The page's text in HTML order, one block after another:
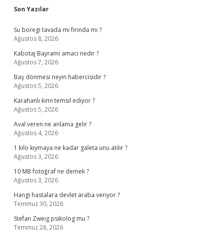
Sidebar
Son Yazılar
Su boregi tavada mı fırında mı ?
Ağustos 8, 2026
Kabotaj Bayramı amacı nedir ?
Ağustos 7, 2026
Baş dönmesi neyin habercisidir ?
Ağustos 5, 2026
Karahanlı kimi temsil ediyor ?
Ağustos 5, 2026
Aval veren ne anlama gelir ?
Ağustos 4, 2026
1 kilo kıymaya ne kadar galeta unu atılır ?
Ağustos 3, 2026
10 MB fotoğraf ne demek ?
Ağustos 3, 2026
Hangi hastalara devlet araba veriyor ?
Temmuz 30, 2026
Stefan Zweig psikolog mu ?
Temmuz 28, 2026